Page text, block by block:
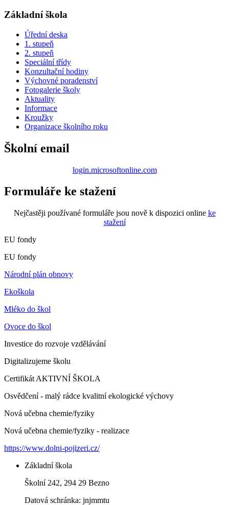
Základní škola
Úřední deska
1. stupeň
2. stupeň
Speciální třídy
Konzultační hodiny
Výchovné poradenství
Fotogalerie školy
Aktuality
Informace
Kroužky
Organizace školního roku
Školní email
login.microsoftonline.com
Formuláře ke stažení
Nejčastěji používané formuláře jsou nově k dispozici online ke
stažení
EU fondy
EU fondy
Národní plán obnovy
Ekoškola
Mléko do škol
Ovoce do škol
Investice do rozvoje vzdělávání
Digitalizujeme školu
Certifikát AKTIVNÍ ŠKOLA
Osvědčení - malý rádce kvalitní ekologické výchovy
Nová učebna chemie/fyziky
Nová učebna chemie/fyziky - realizace
https://www.dolni-pojizeri.cz/
Základní škola
Školní 242, 294 29 Bezno
Datová schránka: jnjmmtu